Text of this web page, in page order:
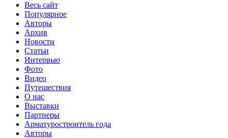
Весь сайт
Популярное
Авторы
Архив
Новости
Статьи
Интервью
Фото
Видео
Путешествия
О нас
Выставки
Партнеры
Арматуростроитель года
Авторы